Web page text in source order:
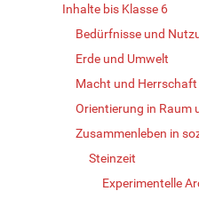
Inhalte bis Klasse 6
Bedürfnisse und
Erde und Umwelt
Macht und Herrschaft
Orientierung in Raum
Zusammenleben in
Steinzeit
Experimentelle